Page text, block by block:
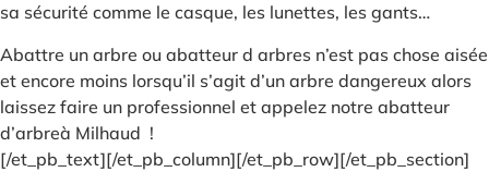
sa sécurité comme le casque, les lunettes, les gants…
Abattre un arbre ou abatteur d arbres n’est pas chose aisée
et encore moins lorsqu’il s’agit d’un arbre dangereux alors
laissez faire un professionnel et appelez notre abatteur
d’arbreà Milhaud !
[/et_pb_text][/et_pb_column][/et_pb_row][/et_pb_section]